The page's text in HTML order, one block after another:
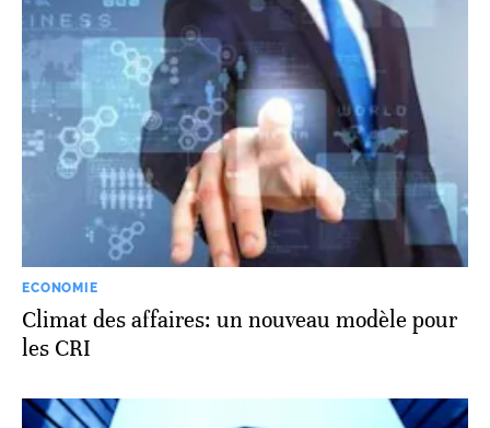
ECONOMIE
Climat des affaires: un nouveau modèle pour
les CRI